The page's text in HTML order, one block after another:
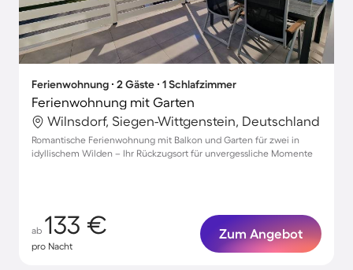
Ferienwohnung ∙ 2 Gäste ∙ 1 Schlafzimmer
Ferienwohnung mit Garten
Wilnsdorf, Siegen-Wittgenstein, Deutschland
Romantische Ferienwohnung mit Balkon und Garten für zwei in
idyllischem Wilden – Ihr Rückzugsort für unvergessliche Momente
ab 133 €
pro Nacht
Zum Angebot